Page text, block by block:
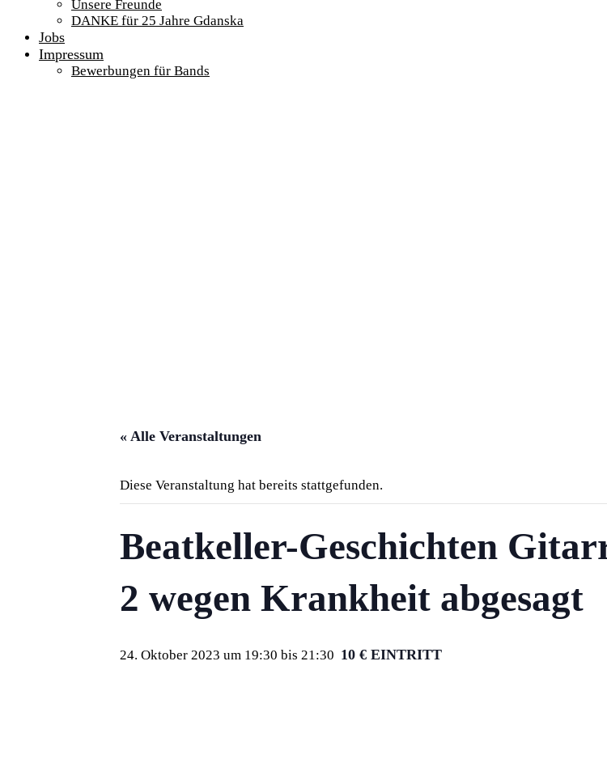
Unsere Freunde
DANKE für 25 Jahre Gdanska
Jobs
Impressum
Bewerbungen für Bands
« Alle Veranstaltungen
Diese Veranstaltung hat bereits stattgefunden.
Beatkeller-Geschichten
2 wegen Krankheit abgesagt
24. Oktober 2023 um 19:30 bis 21:30 10 € EINTRITT